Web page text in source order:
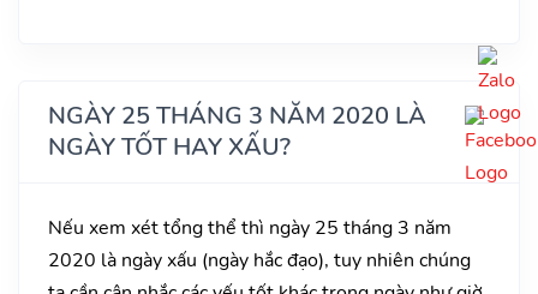
NGÀY 25 THÁNG 3 NĂM 2020 LÀ
NGÀY TỐT HAY XẤU?
Nếu xem xét tổng thể thì ngày 25 tháng 3 năm
2020 là ngày xấu (ngày hắc đạo), tuy nhiên chúng